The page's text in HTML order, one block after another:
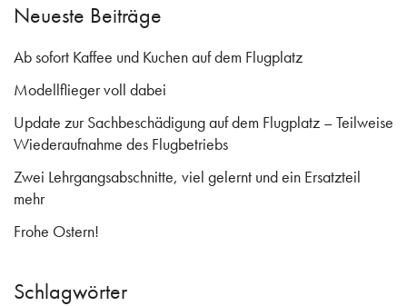
Neueste Beiträge
Ab sofort Kaffee und Kuchen auf dem Flugplatz
Modellflieger voll dabei
Update zur Sachbeschädigung auf dem Flugplatz – Teilweise
Wiederaufnahme des Flugbetriebs
Zwei Lehrgangsabschnitte, viel gelernt und ein Ersatzteil
mehr
Frohe Ostern!
Schlagwörter